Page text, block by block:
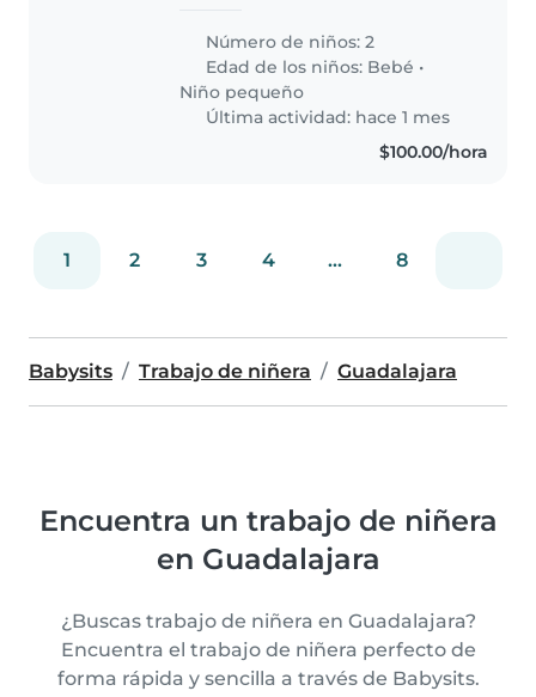
ayudando a la niñera con mis
hijos para que sea más fácil para
los dos
Número de niños: 2
Edad de los niños: Bebé •
Niño pequeño
Última actividad: hace 1 mes
$100.00/hora
1 2 3 4 ... 8
Babysits Trabajo de niñera Guadalajara
Encuentra un trabajo de niñera
en Guadalajara
¿Buscas trabajo de niñera en Guadalajara?
Encuentra el trabajo de niñera perfecto de
forma rápida y sencilla a través de Babysits.